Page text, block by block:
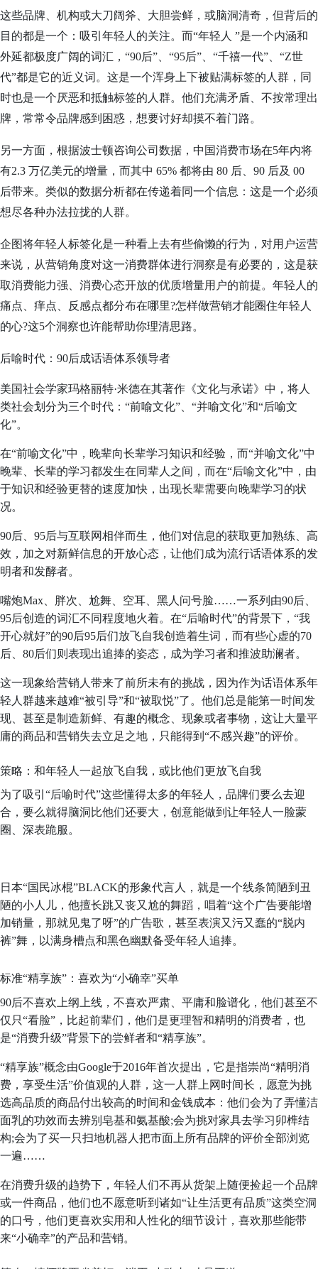
这些品牌、机构或大刀阔斧、大胆尝鲜，或脑洞清奇，但背后的
目的都是一个：吸引年轻人的关注。而“年轻人 ”是一个内涵和
外延都极度广阔的词汇，“90后”、“95后”、“千禧一代”、“Z世
代”都是它的近义词。这是一个浑身上下被贴满标签的人群，同
时也是一个厌恶和抵触标签的人群。他们充满矛盾、不按常理出
牌，常常令品牌感到困惑，想要讨好却摸不着门路。
另一方面，根据波士顿咨询公司数据，中国消费市场在5年内将
有2.3 万亿美元的增量，而其中 65% 都将由 80 后、90 后及 00
后带来。类似的数据分析都在传递着同一个信息：这是一个必须
想尽各种办法拉拢的人群。
企图将年轻人标签化是一种看上去有些偷懒的行为，对用户运营
来说，从营销角度对这一消费群体进行洞察是有必要的，这是获
取消费能力强、消费心态开放的优质增量用户的前提。年轻人的
痛点、痒点、反感点都分布在哪里?怎样做营销才能圈住年轻人
的心?这5个洞察也许能帮助你理清思路。
后喻时代：90后成话语体系领导者
美国社会学家玛格丽特·米德在其著作《文化与承诺》中，将人
类社会划分为三个时代：“前喻文化”、“并喻文化”和“后喻文
化”。
在“前喻文化”中，晚辈向长辈学习知识和经验，而“并喻文化”中
晚辈、长辈的学习都发生在同辈人之间，而在“后喻文化”中，由
于知识和经验更替的速度加快，出现长辈需要向晚辈学习的状
况。
90后、95后与互联网相伴而生，他们对信息的获取更加熟练、高
效，加之对新鲜信息的开放心态，让他们成为流行话语体系的发
明者和发酵者。
嘴炮Max、胖次、尬舞、空耳、黑人问号脸……一系列由90后、
95后创造的词汇不同程度地火着。在“后喻时代”的背景下，“我
开心就好”的90后95后们放飞自我创造着生词，而有些心虚的70
后、80后们则表现出追捧的姿态，成为学习者和推波助澜者。
这一现象给营销人带来了前所未有的挑战，因为作为话语体系年
轻人群越来越难“被引导”和“被取悦”了。他们总是能第一时间发
现、甚至是制造新鲜、有趣的概念、现象或者事物，这让大量平
庸的商品和营销失去立足之地，只能得到“不感兴趣”的评价。
策略：和年轻人一起放飞自我，或比他们更放飞自我
为了吸引“后喻时代”这些懂得太多的年轻人，品牌们要么去迎
合，要么就得脑洞比他们还要大，创意能做到让年轻人一脸蒙
圈、深表跪服。
日本“国民冰棍”BLACK的形象代言人，就是一个线条简陋到丑
陋的小人儿，他擅长跳又丧又尬的舞蹈，唱着“这个广告要能增
加销量，那就见鬼了呀”的广告歌，甚至表演又污又蠢的“脱内
裤”舞，以满身槽点和黑色幽默备受年轻人追捧。
标准“精享族”：喜欢为“小确幸”买单
90后不喜欢上纲上线，不喜欢严肃、平庸和脸谱化，他们甚至不
仅只“看脸”，比起前辈们，他们是更理智和精明的消费者，也
是“消费升级”背景下的尝鲜者和“精享族”。
“精享族”概念由Google于2016年首次提出，它是指崇尚“精明消
费，享受生活”价值观的人群，这一人群上网时间长，愿意为挑
选高品质的商品付出较高的时间和金钱成本：他们会为了弄懂洁
面乳的功效而去辨别皂基和氨基酸;会为挑对家具去学习卯榫结
构;会为了买一只扫地机器人把市面上所有品牌的评价全部浏览
一遍……
在消费升级的趋势下，年轻人们不再从货架上随便捡起一个品牌
或一件商品，他们也不愿意听到诸如“让生活更有品质”这类空洞
的口号，他们更喜欢实用和人性化的细节设计，喜欢那些能带
来“小确幸”的产品和营销。